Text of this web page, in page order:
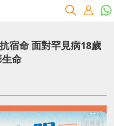
宿命 面對罕見病18歲
命